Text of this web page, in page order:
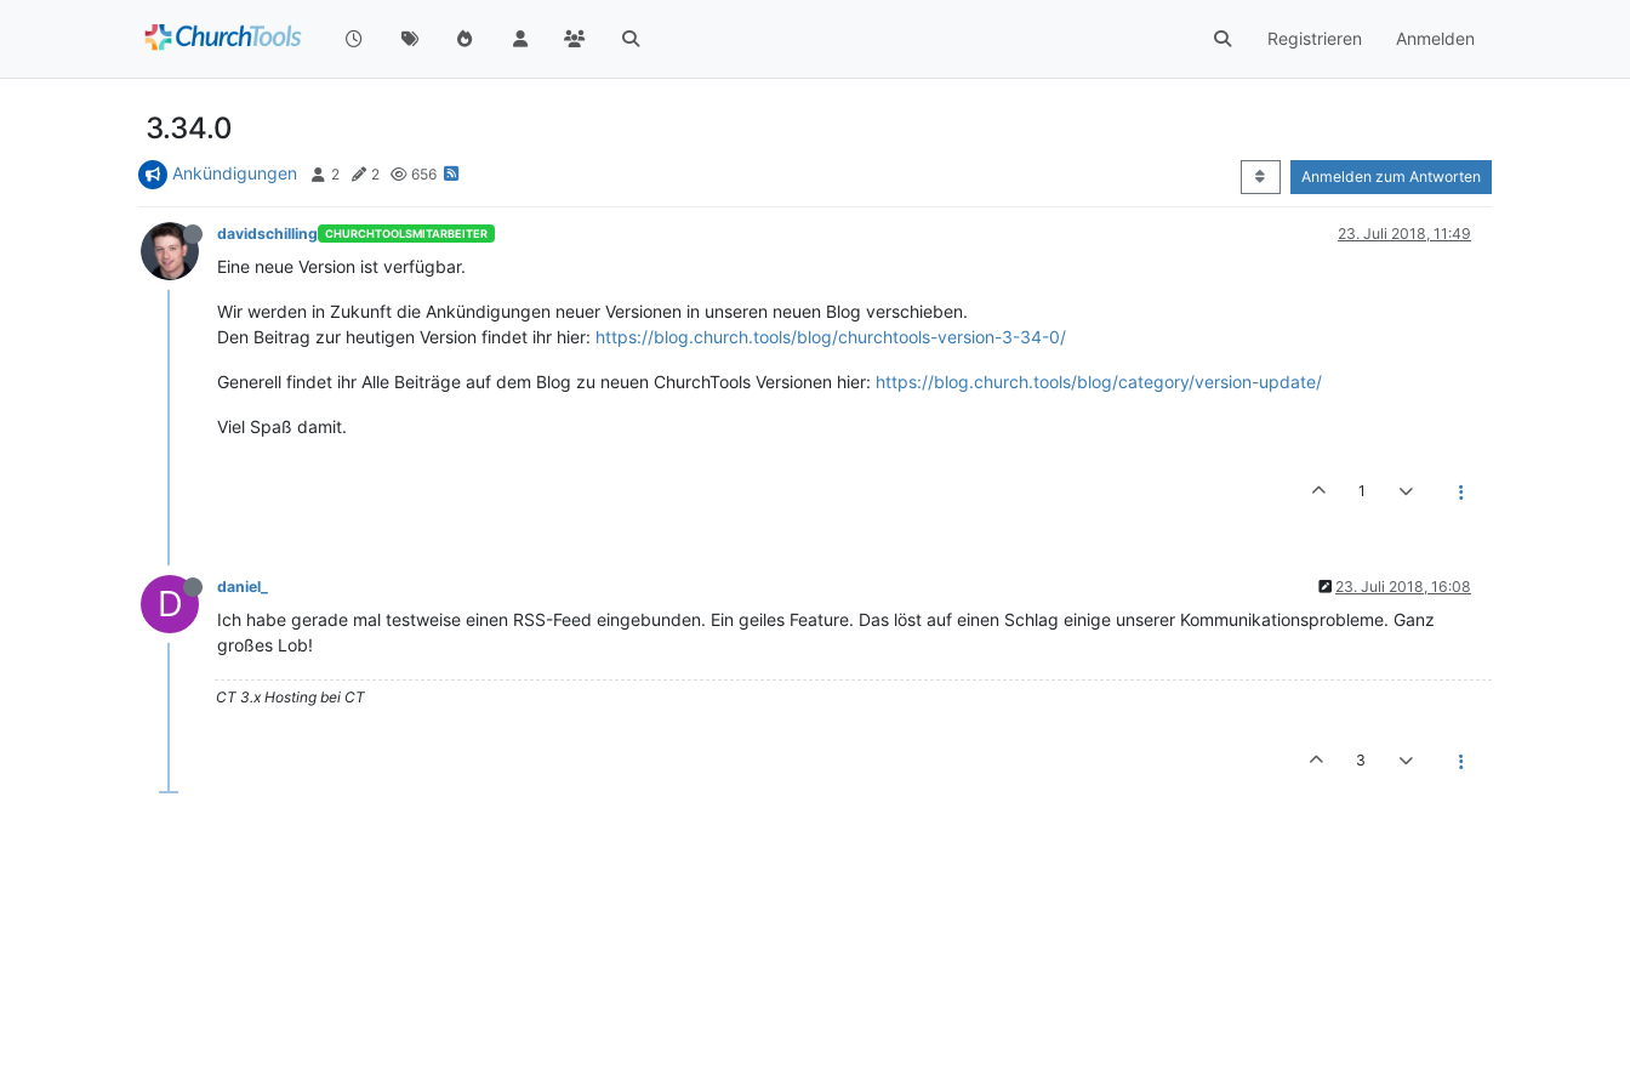
Registrieren Anmelden
3.34.0
Ankündigungen 2 2 656 Anmelden zum Antworten
davidschilling CHURCHTOOLSMITARBEITER 23. Juli 2018, 11:49
Eine neue Version ist verfügbar.
Wir werden in Zukunft die Ankündigungen neuer Versionen in unseren neuen Blog verschieben.
Den Beitrag zur heutigen Version findet ihr hier: https://blog.church.tools/blog/churchtools-version-3-34-0/
Generell findet ihr Alle Beiträge auf dem Blog zu neuen ChurchTools Versionen hier: https://blog.church.tools/blog/category/version-update/
Viel Spaß damit.
1
D daniel_ 23. Juli 2018, 16:08
Ich habe gerade mal testweise einen RSS-Feed eingebunden. Ein geiles Feature. Das löst auf einen Schlag einige unserer Kommunikationsprobleme. Ganz
großes Lob!
CT 3.x Hosting bei CT
3